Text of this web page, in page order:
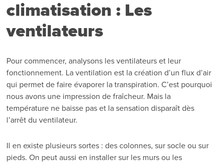
climatisation : Les
ventilateurs
Pour commencer, analysons les ventilateurs et leur
fonctionnement. La ventilation est la création d’un flux d’air
qui permet de faire évaporer la transpiration. C’est pourquoi
nous avons une impression de fraîcheur. Mais la
température ne baisse pas et la sensation disparaît dès
l’arrêt du ventilateur.
Il en existe plusieurs sortes : des colonnes, sur socle ou sur
pieds. On peut aussi en installer sur les murs ou les